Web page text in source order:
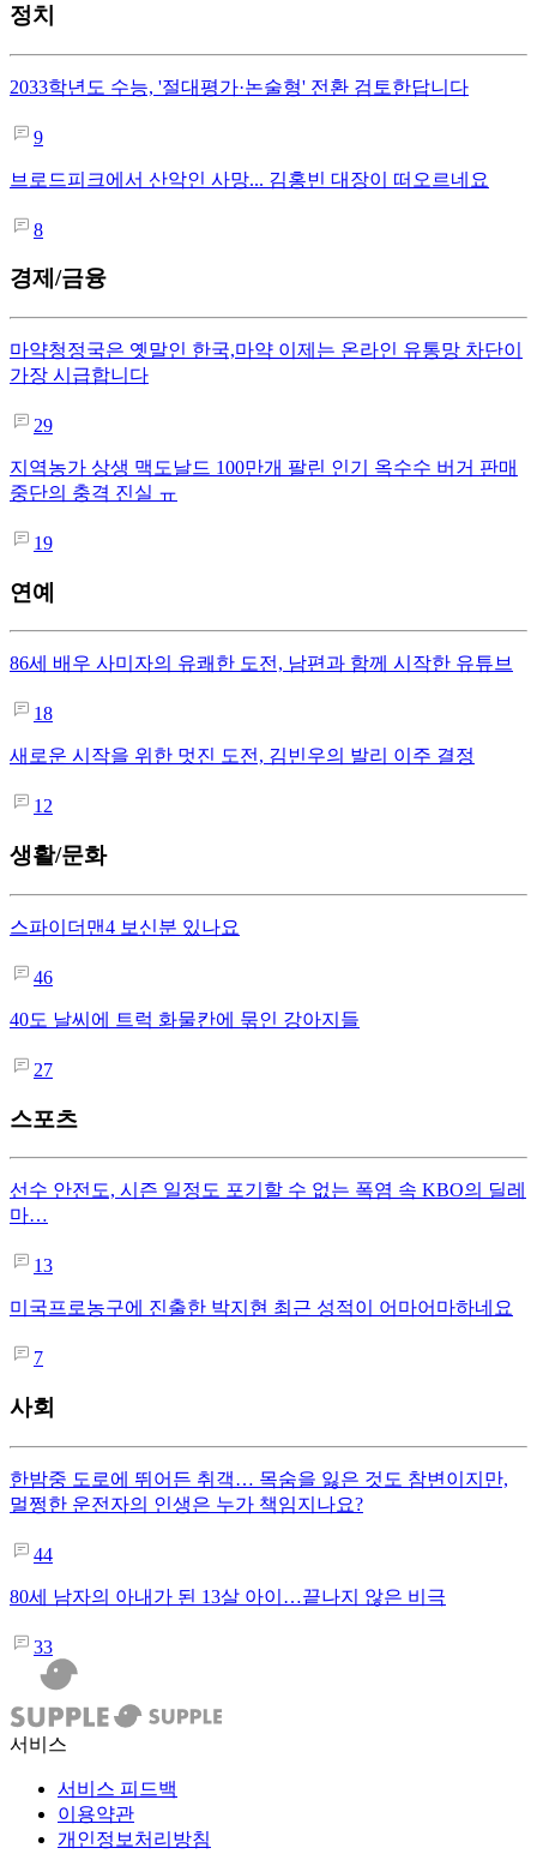
정치
2033학년도 수능, '절대평가·논술형' 전환 검토한답니다
9
브로드피크에서 산악인 사망... 김홍빈 대장이 떠오르네요
8
경제/금융
마약청정국은 옛말인 한국,마약 이제는 온라인 유통망 차단이
가장 시급합니다
29
지역농가 상생 맥도날드 100만개 팔린 인기 옥수수 버거 판매
중단의 충격 진실 ㅠ
19
연예
86세 배우 사미자의 유쾌한 도전, 남편과 함께 시작한 유튜브
18
새로운 시작을 위한 멋진 도전, 김빈우의 발리 이주 결정
12
생활/문화
스파이더맨4 보신분 있나요
46
40도 날씨에 트럭 화물칸에 묶인 강아지들
27
스포츠
선수 안전도, 시즌 일정도 포기할 수 없는 폭염 속 KBO의 딜레
마…
13
미국프로농구에 진출한 박지현 최근 성적이 어마어마하네요
7
사회
한밤중 도로에 뛰어든 취객… 목숨을 잃은 것도 참변이지만,
멀쩡한 운전자의 인생은 누가 책임지나요?
44
80세 남자의 아내가 된 13살 아이…끝나지 않은 비극
33
서비스
서비스 피드백
이용약관
개인정보처리방침